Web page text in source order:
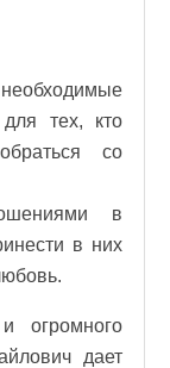
тех, кто
со
в
в них
огромного
дает